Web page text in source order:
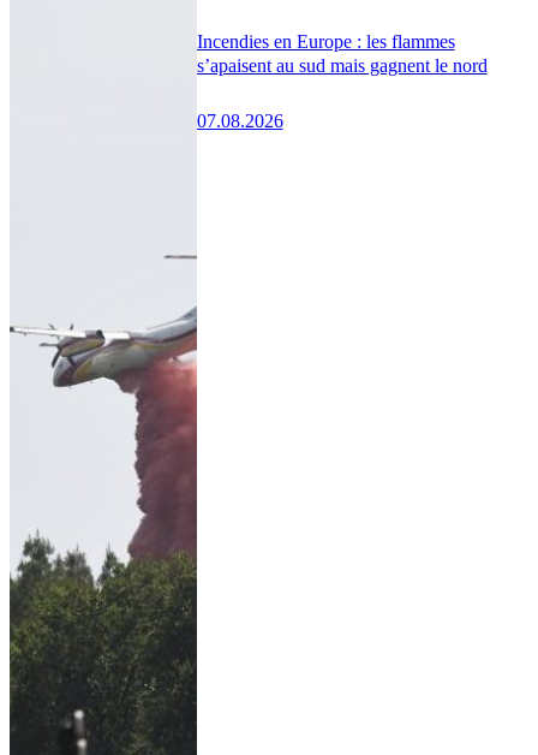
Incendies en Europe : les flammes
s’apaisent au sud mais gagnent le nord
07.08.2026